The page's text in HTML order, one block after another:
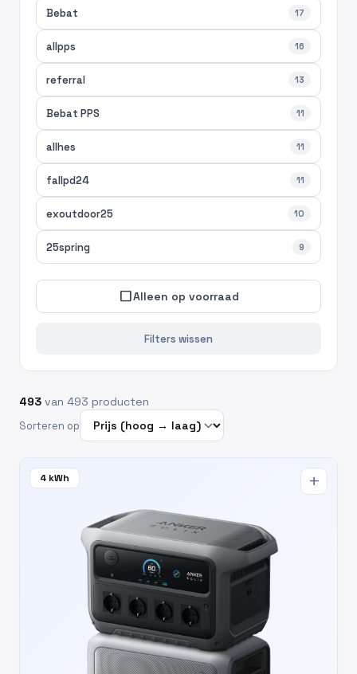
Bebat 17
allpps 16
referral 13
Bebat PPS 11
allhes 11
fallpd24 11
exoutdoor25 10
25spring 9
check_box_outline_blankAlleen op voorraad
Filters wissen
493 van 493 producten
Sorteren op
4 kWh add